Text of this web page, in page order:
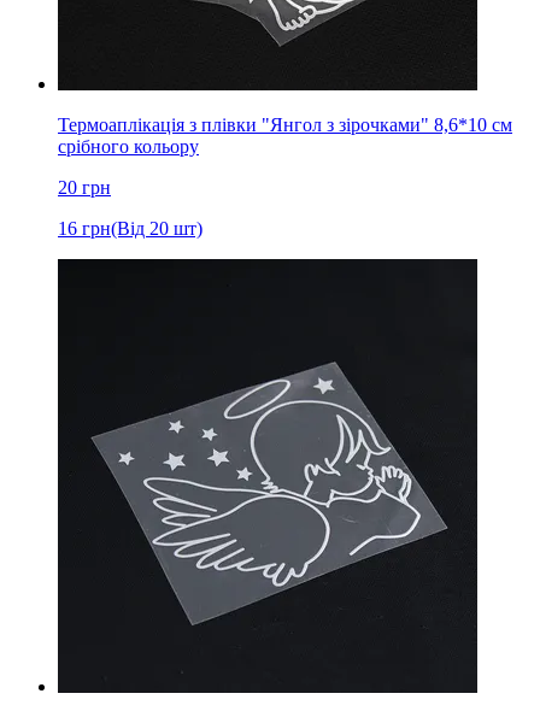
Термоаплікація з плівки "Янгол з зірочками" 8,6*10 см
срібного кольору
20 грн
16 грн(Від 20 шт)